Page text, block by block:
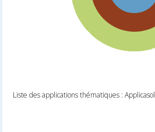
Liste des applications thématiques : Applicasol